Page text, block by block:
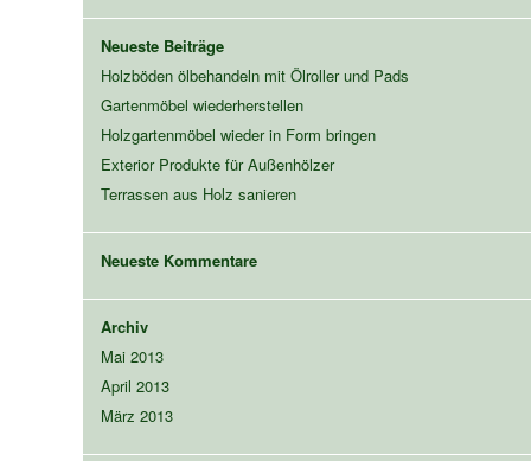
Neueste Beiträge
Holzböden ölbehandeln mit Ölroller und Pads
Gartenmöbel wiederherstellen
Holzgartenmöbel wieder in Form bringen
Exterior Produkte für Außenhölzer
Terrassen aus Holz sanieren
Neueste Kommentare
Archiv
Mai 2013
April 2013
März 2013